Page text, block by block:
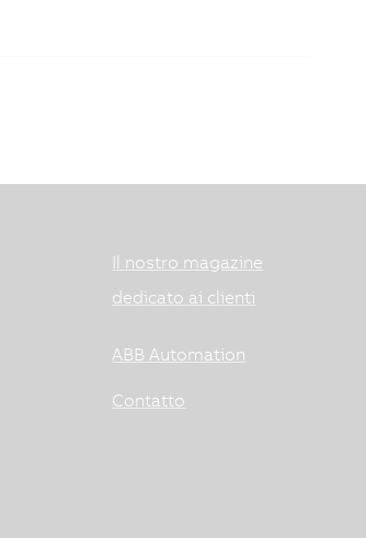
Il nostro magazine
dedicato ai clienti
ABB Automation
Contatto